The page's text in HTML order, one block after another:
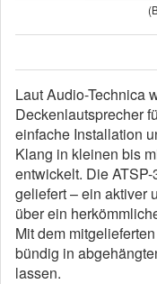
Laut Audio-Technica
Deckenlautsprecher
einfache Installation
Klang in kleinen bis
entwickelt. Die
geliefert – ein aktiver
über ein
Mit dem
bündig in
lassen.